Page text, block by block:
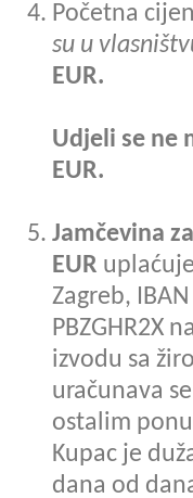
Početna
su u
EUR.
Udjeli se ne
EUR.
Jamčevina
EUR
Zagreb,
PBZGHR2X
izvodu sa
uračunava
ostalim
Kupac je
dana od